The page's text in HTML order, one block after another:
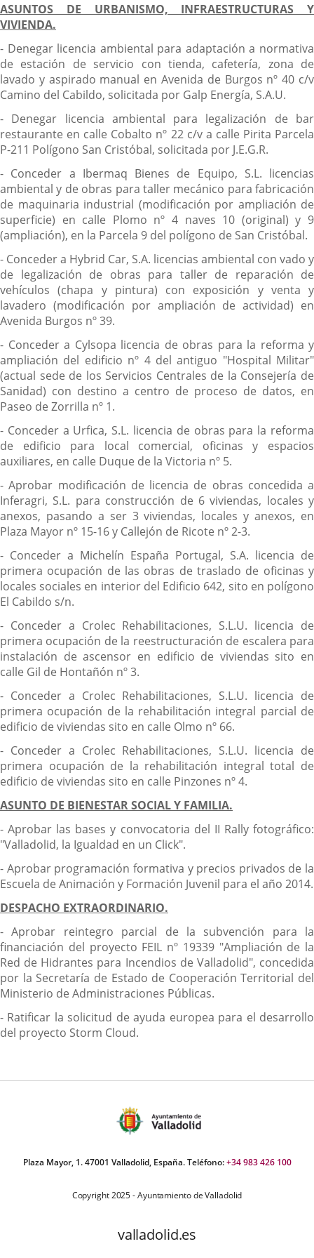
ASUNTOS DE URBANISMO, INFRAESTRUCTURAS Y
VIVIENDA.
- Denegar licencia ambiental para adaptación a normativa
de estación de servicio con tienda, cafetería, zona de
lavado y aspirado manual en Avenida de Burgos nº 40 c/v
Camino del Cabildo, solicitada por Galp Energía, S.A.U.
- Denegar licencia ambiental para legalización de bar
restaurante en calle Cobalto nº 22 c/v a calle Pirita Parcela
P-211 Polígono San Cristóbal, solicitada por J.E.G.R.
- Conceder a Ibermaq Bienes de Equipo, S.L. licencias
ambiental y de obras para taller mecánico para fabricación
de maquinaria industrial (modificación por ampliación de
superficie) en calle Plomo nº 4 naves 10 (original) y 9
(ampliación), en la Parcela 9 del polígono de San Cristóbal.
- Conceder a Hybrid Car, S.A. licencias ambiental con vado y
de legalización de obras para taller de reparación de
vehículos (chapa y pintura) con exposición y venta y
lavadero (modificación por ampliación de actividad) en
Avenida Burgos nº 39.
- Conceder a Cylsopa licencia de obras para la reforma y
ampliación del edificio nº 4 del antiguo "Hospital Militar"
(actual sede de los Servicios Centrales de la Consejería de
Sanidad) con destino a centro de proceso de datos, en
Paseo de Zorrilla nº 1.
- Conceder a Urfica, S.L. licencia de obras para la reforma
de edificio para local comercial, oficinas y espacios
auxiliares, en calle Duque de la Victoria nº 5.
- Aprobar modificación de licencia de obras concedida a
Inferagri, S.L. para construcción de 6 viviendas, locales y
anexos, pasando a ser 3 viviendas, locales y anexos, en
Plaza Mayor nº 15-16 y Callejón de Ricote nº 2-3.
- Conceder a Michelín España Portugal, S.A. licencia de
primera ocupación de las obras de traslado de oficinas y
locales sociales en interior del Edificio 642, sito en polígono
El Cabildo s/n.
- Conceder a Crolec Rehabilitaciones, S.L.U. licencia de
primera ocupación de la reestructuración de escalera para
instalación de ascensor en edificio de viviendas sito en
calle Gil de Hontañón nº 3.
- Conceder a Crolec Rehabilitaciones, S.L.U. licencia de
primera ocupación de la rehabilitación integral parcial de
edificio de viviendas sito en calle Olmo nº 66.
- Conceder a Crolec Rehabilitaciones, S.L.U. licencia de
primera ocupación de la rehabilitación integral total de
edificio de viviendas sito en calle Pinzones nº 4.
ASUNTO DE BIENESTAR SOCIAL Y FAMILIA.
- Aprobar las bases y convocatoria del II Rally fotográfico:
"Valladolid, la Igualdad en un Click".
- Aprobar programación formativa y precios privados de la
Escuela de Animación y Formación Juvenil para el año 2014.
DESPACHO EXTRAORDINARIO.
- Aprobar reintegro parcial de la subvención para la
financiación del proyecto FEIL nº 19339 "Ampliación de la
Red de Hidrantes para Incendios de Valladolid", concedida
por la Secretaría de Estado de Cooperación Territorial del
Ministerio de Administraciones Públicas.
- Ratificar la solicitud de ayuda europea para el desarrollo
del proyecto Storm Cloud.
Plaza Mayor, 1. 47001 Valladolid, España. Teléfono:+34 983 426 100
Copyright 2025 - Ayuntamiento de Valladolid
valladolid.es